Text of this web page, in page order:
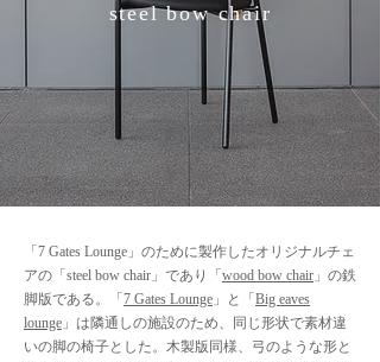
steel bow chair
「7 Gates Lounge」のために製作したオリジナルチェ
アの「steel bow chair」であり「 wood bow chair 」の鉄
脚版である。「 7 Gates Lounge 」と「 Big eaves
lounge 」は隣通しの施設のため、同じ形状で素材違
いの脚の椅子とした。木製版同様、弓のような形と